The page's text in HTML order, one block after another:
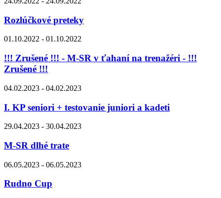
Rozlúčkové preteky
01.10.2022 - 01.10.2022
!!! Zrušené !!! - M-SR v ťahaní na trenažéri - !!!
Zrušené !!!
04.02.2023 - 04.02.2023
I. KP seniori + testovanie juniori a kadeti
29.04.2023 - 30.04.2023
M-SR dlhé trate
06.05.2023 - 06.05.2023
Rudno Cup